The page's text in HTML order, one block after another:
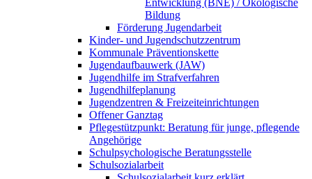
Entwicklung (BNE) / Ökologische
Bildung
Förderung Jugendarbeit
Kinder- und Jugendschutzzentrum
Kommunale Präventionskette
Jugendaufbauwerk (JAW)
Jugendhilfe im Strafverfahren
Jugendhilfeplanung
Jugendzentren & Freizeiteinrichtungen
Offener Ganztag
Pflegestützpunkt: Beratung für junge, pflegende
Angehörige
Schulpsychologische Beratungsstelle
Schulsozialarbeit